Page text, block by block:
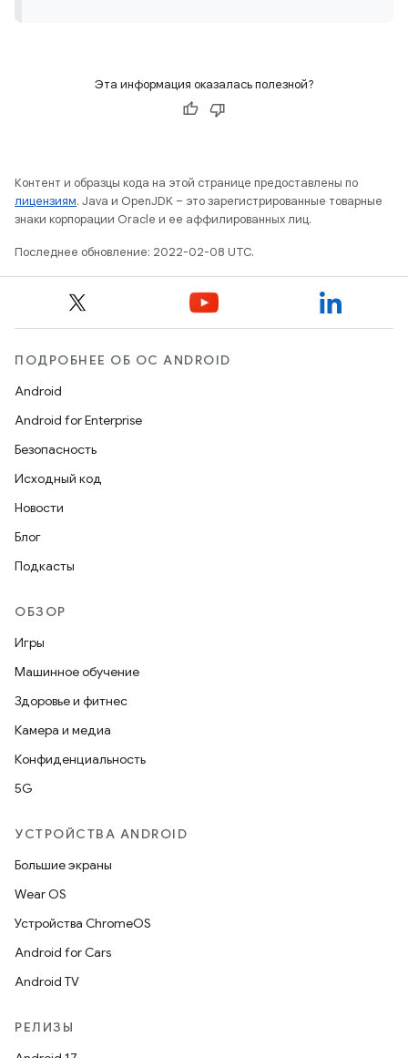
Эта информация оказалась полезной?
Контент и образцы кода на этой странице предоставлены по
лицензиям. Java и OpenJDK – это зарегистрированные товарные
знаки корпорации Oracle и ее аффилированных лиц.
Последнее обновление: 2022-02-08 UTC.
ПОДРОБНЕЕ ОБ ОС ANDROID
Android
Android for Enterprise
Безопасность
Исходный код
Новости
Блог
Подкасты
ОБЗОР
Игры
Машинное обучение
Здоровье и фитнес
Камера и медиа
Конфиденциальность
5G
УСТРОЙСТВА ANDROID
Большие экраны
Wear OS
Устройства ChromeOS
Android for Cars
Android TV
РЕЛИЗЫ